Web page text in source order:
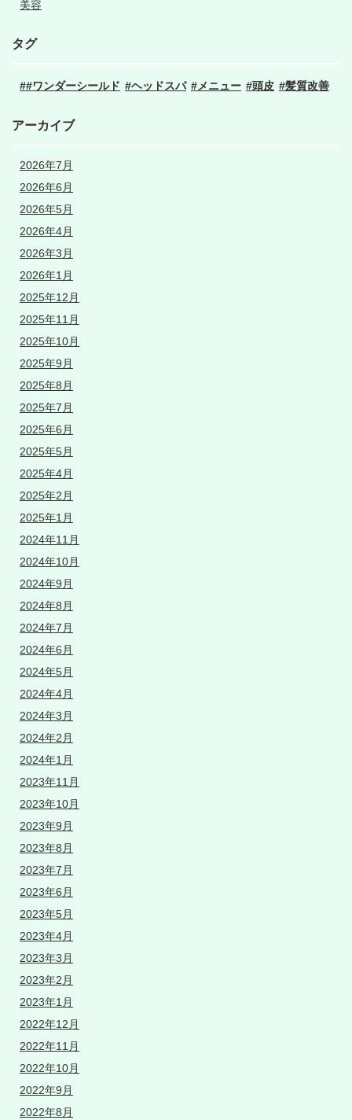
美容
タグ
#ワンダーシールド ヘッドスパ メニュー 頭皮 髪質改善
アーカイブ
2026年7月
2026年6月
2026年5月
2026年4月
2026年3月
2026年1月
2025年12月
2025年11月
2025年10月
2025年9月
2025年8月
2025年7月
2025年6月
2025年5月
2025年4月
2025年2月
2025年1月
2024年11月
2024年10月
2024年9月
2024年8月
2024年7月
2024年6月
2024年5月
2024年4月
2024年3月
2024年2月
2024年1月
2023年11月
2023年10月
2023年9月
2023年8月
2023年7月
2023年6月
2023年5月
2023年4月
2023年3月
2023年2月
2023年1月
2022年12月
2022年11月
2022年10月
2022年9月
2022年8月